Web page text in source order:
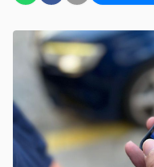
Uso e Política de